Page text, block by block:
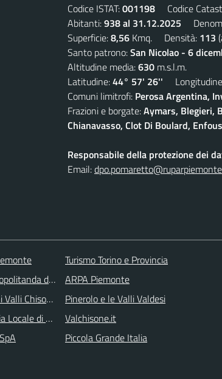
Codice ISTAT:001198 Codice
Abitanti:938 al 31.12.2025
Superficie:8,56 Kmq. Densità: 113
Santo patrono:San Nicolao - 6
Altitudine media:630 m.s.l.m.
Latitudine:44° 57' 26''
Comuni limitrofi: Perosa Argentina,
Frazioni e borgate:Aymars, Blegieri,
Chianavasso, Clot Di Boulard,
Responsabile della protezione dei
Email:
di Torino
Chisone e Germanasca
di Collegno e Pinerolo
Turismo Torino e Provincia
ARPA Piemonte
Pinerolo e le Valli Valdesi
Valchisone.it
Piccola Grande Italia